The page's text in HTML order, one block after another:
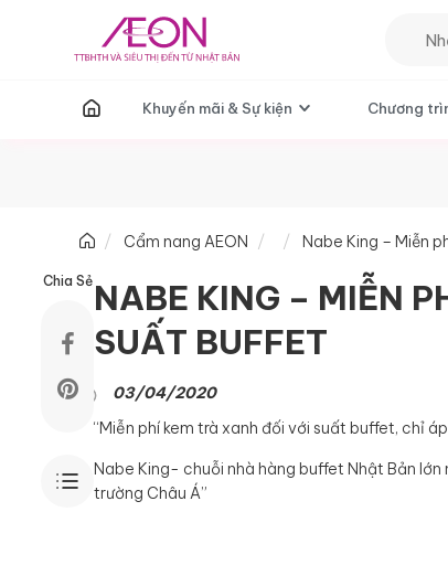
T Khuyến mãi & Sự kiện Chương
Cẩm nang AEON Nabe King – Miễn
Chia Sẻ NABE KING – MIỄN
SUẤT BUFFET
03/04/2020
“Miễn phí kem trà xanh đối với suất buffet, chỉ
Nabe King- chuỗi nhà hàng buffet Nhật Bản
trường Châu Á”